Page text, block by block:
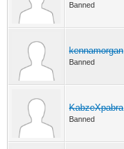
Banned
kennamorgan
Banned
KabzeXpabra
Banned